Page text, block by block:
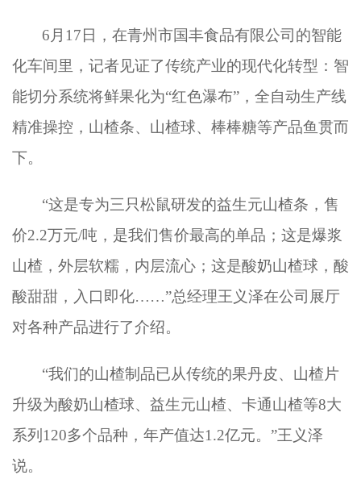
6月17日，在青州市国丰食品有限公司的智能
化车间里，记者见证了传统产业的现代化转型：智
能切分系统将鲜果化为“红色瀑布”，全自动生产线
精准操控，山楂条、山楂球、棒棒糖等产品鱼贯而
下。
“这是专为三只松鼠研发的益生元山楂条，售
价2.2万元/吨，是我们售价最高的单品；这是爆浆
山楂，外层软糯，内层流心；这是酸奶山楂球，酸
酸甜甜，入口即化……”总经理王义泽在公司展厅
对各种产品进行了介绍。
“我们的山楂制品已从传统的果丹皮、山楂片
升级为酸奶山楂球、益生元山楂、卡通山楂等8大
系列120多个品种，年产值达1.2亿元。”王义泽
说。